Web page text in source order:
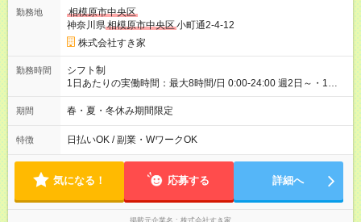
30日（※条件変更なし）ですが、切り上げで一ヶ月とさせてい
ただきます。 研修制度あり：15時間(研修中も同時給）
勤務地
相模原市中央区
神奈川県相模原市中央区小町通2-4-12
株式会社すき家
勤務時間
シフト制
1日あたりの実働時間：最大8時間/日 0:00-24:00 週2日～・1日
2h～OK ＜シフト例＞ 〇朝帯 5:00-9:00 〇昼帯 9:00-14:00 〇午
後帯 14:00-18:00 〇夜帯 18:00-22:00 〇深夜帯 22:00-翌5:00 基
ます♪
期間 春・夏・冬休み期間限定
特徴 日払いOK / 副業・WワークOK
気になる！ 応募する 詳細へ
掲載元企業名 株式会社すき家